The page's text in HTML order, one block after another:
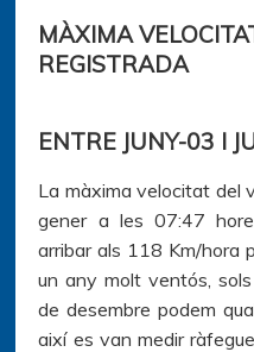
MÀXIMA
REGISTRADA
ENTRE JUNY-03 I
La màxima velocitat del
gener a les 07:47
arribar als 118 Km/hora
un any molt ventós,
de desembre podem
així es van medir